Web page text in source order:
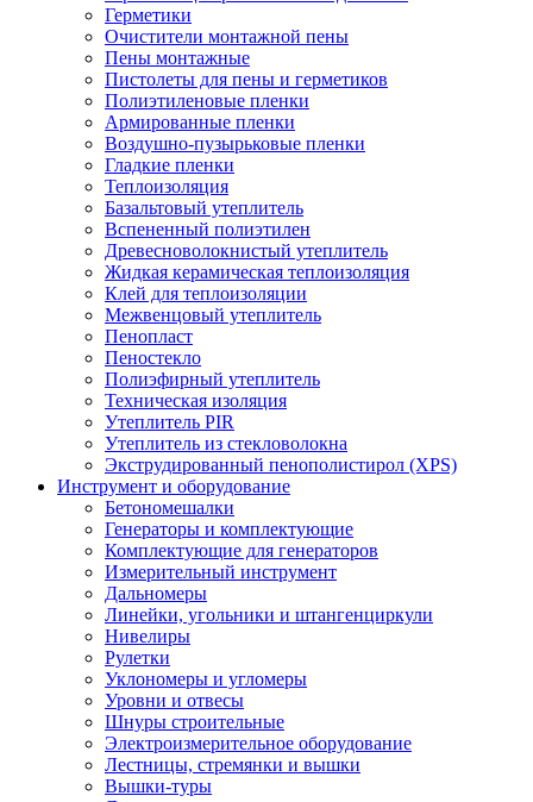
Герметики
Очистители монтажной пены
Пены монтажные
Пистолеты для пены и герметиков
Полиэтиленовые пленки
Армированные пленки
Воздушно-пузырьковые пленки
Гладкие пленки
Теплоизоляция
Базальтовый утеплитель
Вспененный полиэтилен
Древесноволокнистый утеплитель
Жидкая керамическая теплоизоляция
Клей для теплоизоляции
Межвенцовый утеплитель
Пенопласт
Пеностекло
Полиэфирный утеплитель
Техническая изоляция
Утеплитель PIR
Утеплитель из стекловолокна
Экструдированный пенополистирол (XPS)
Инструмент и оборудование
Бетономешалки
Генераторы и комплектующие
Комплектующие для генераторов
Измерительный инструмент
Дальномеры
Линейки, угольники и штангенциркули
Нивелиры
Рулетки
Уклономеры и угломеры
Уровни и отвесы
Шнуры строительные
Электроизмерительное оборудование
Лестницы, стремянки и вышки
Вышки-туры